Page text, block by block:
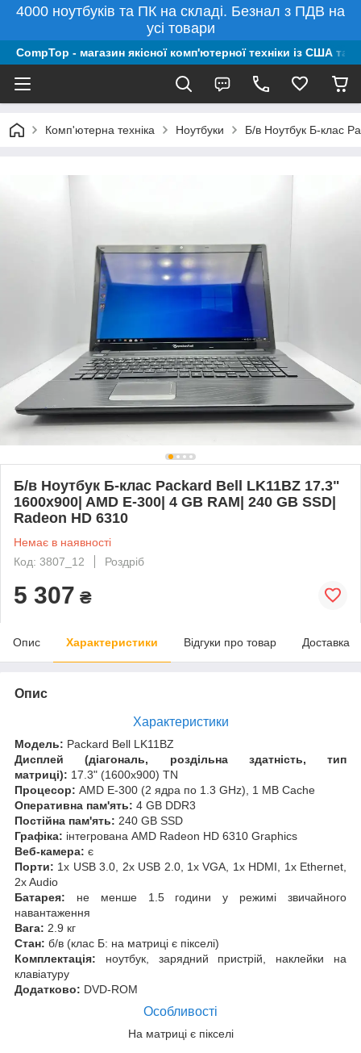
4000 ноутбуків та ПК на складі. Безнал з ПДВ на
усі товари
CompTop - магазин якісної комп'ютерної техніки із США та
Комп'ютерна техніка Ноутбуки Б/в Ноутбук Б-клас
Б/в Ноутбук Б-клас Packard Bell LK11BZ 17.3"
1600x900| AMD E-300| 4 GB RAM| 240 GB SSD|
Radeon HD 6310
Немає в наявності
Код: 3807_12
Роздріб
5 307 ₴
Опис Характеристики Відгуки про товар Доставка
Опис
Характеристики
Модель: Packard Bell LK11BZ
Дисплей (діагональ, роздільна здатність, тип
матриці): 17.3" (1600x900) TN
Процесор: AMD E-300 (2 ядра по 1.3 GHz), 1 MB Cache
Оперативна пам'ять: 4 GB DDR3
Постійна пам'ять: 240 GB SSD
Графіка: інтегрована AMD Radeon HD 6310 Graphics
Веб-камера: є
Порти: 1x USB 3.0, 2x USB 2.0, 1x VGA, 1x HDMI, 1x Ethernet,
2x Audio
Батарея: не менше 1.5 години у режимі звичайного
навантаження
Вага: 2.9 кг
Стан: б/в (клас Б: на матриці є пікселі)
Комплектація: ноутбук, зарядний пристрій, наклейки на
клавіатуру
Додатково: DVD-ROM
Особливості
На матриці є пікселі